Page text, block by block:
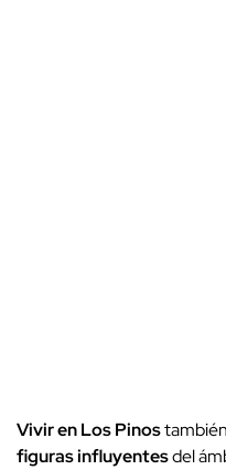
Vivir en Los Pinos
figuras influyentesdel